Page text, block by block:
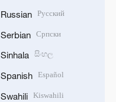
Russian Русский
Serbian Српски
Sinhala සිංහල
Spanish Español
Swahili Kiswahili